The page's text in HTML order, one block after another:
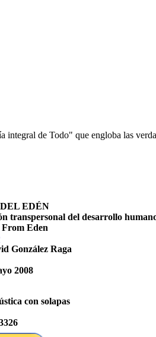
integral de Todo" que engloba las
EDÉN
transpersonal del desarrollo
Eden
González Raga
2008
con solapas